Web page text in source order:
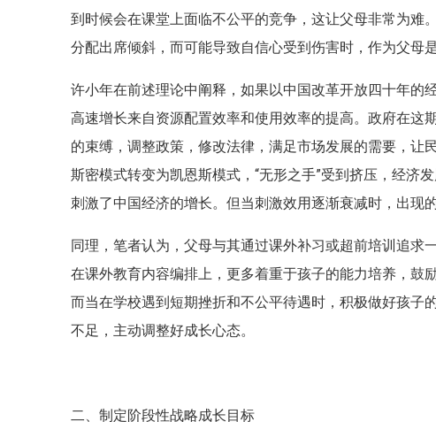
到时候会在课堂上面临不公平的竞争，这让父母非常为难
分配出席倾斜，而可能导致自信心受到伤害时，作为父母
许小年在前述理论中阐释，如果以中国改革开放四十年的
高速增长来自资源配置效率和使用效率的提高。政府在这
的束缚，调整政策，修改法律，满足市场发展的需要，让
斯密模式转变为凯恩斯模式，“无形之手”受到挤压，经济
刺激了中国经济的增长。但当刺激效用逐渐衰减时，出现
同理，笔者认为，父母与其通过课外补习或超前培训追求
在课外教育内容编排上，更多着重于孩子的能力培养，鼓
而当在学校遇到短期挫折和不公平待遇时，积极做好孩子
不足，主动调整好成长心态。
二、制定阶段性战略成长目标